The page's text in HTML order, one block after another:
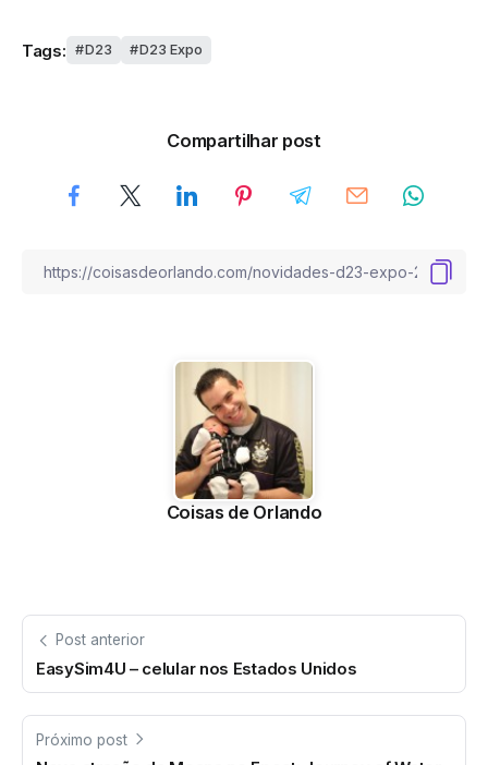
Tags: D23 D23 Expo
Compartilhar post
Coisas de Orlando
Post anterior
EasySim4U – celular nos Estados Unidos
Próximo post